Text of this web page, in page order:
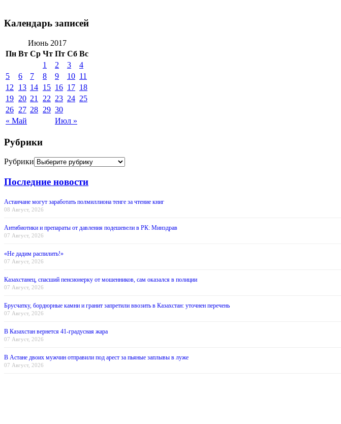
Календарь записей
Июнь 2017
Пн Вт Ср Чт Пт Сб Вс
« Май Июл »
1 2 3
4
5
6 7 8 9 10 11
12
13 14 15 16 17 18
19 20 21 22 23 24 25
26 27 28 29 30
Рубрики
Рубрики
Последние новости
Астанчане могут заработать полмиллиона тенге за чтение книг
08 Август, 2026
Антибиотики и препараты от давления подешевели в РК: Минздрав
07 Август, 2026
«Не дадим распилить!»
07 Август, 2026
Казахстанец, спасший пенсионерку от мошенников, сам оказался в полиции
07 Август, 2026
Брусчатку, бордюрные камни и гранит запретили ввозить в Казахстан: уточнен перечень
07 Август, 2026
В Казахстан вернется 41-градусная жара
07 Август, 2026
В Астане двоих мужчин отправили под арест за пьяные заплывы в луже
07 Август, 2026